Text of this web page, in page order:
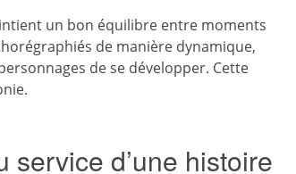
un bon équilibre entre moments
de manière dynamique,
de se développer. Cette
d’une histoire